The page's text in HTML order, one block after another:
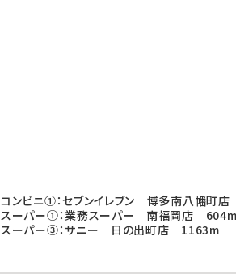
コンビニ①：セブンイレブン 博多南八幡町
スーパー①：業務スーパー 南福岡店 604m
スーパー③：サニー 日の出町店 1163m